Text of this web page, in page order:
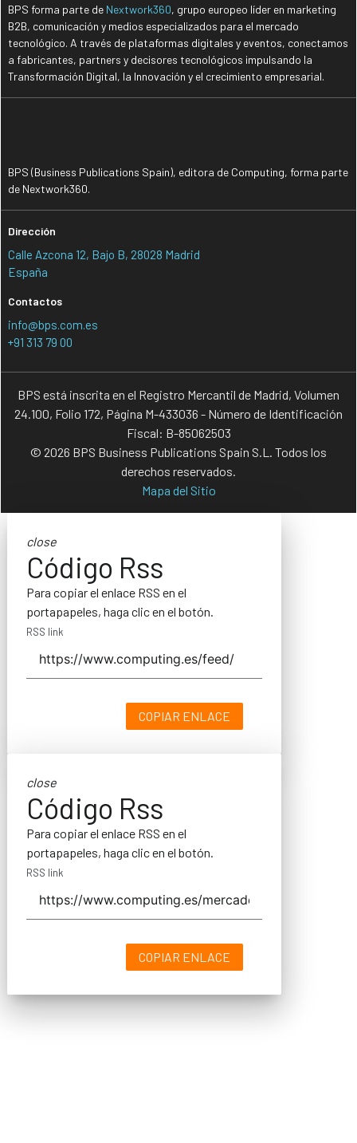
BPS forma parte de Nextwork360, grupo europeo líder en marketing
B2B, comunicación y medios especializados para el mercado
tecnológico. A través de plataformas digitales y eventos, conectamos
a fabricantes, partners y decisores tecnológicos impulsando la
Transformación Digital, la Innovación y el crecimiento empresarial.
BPS (Business Publications Spain), editora de Computing, forma parte
de Nextwork360.
Dirección
Calle Azcona 12, Bajo B, 28028 Madrid
España
Contactos
info@bps.com.es
+91 313 79 00
BPS está inscrita en el Registro Mercantil de Madrid, Volumen
24.100, Folio 172, Página M-433036 - Número de Identificación
Fiscal: B-85062503
© 2026 BPS Business Publications Spain S.L. Todos los
derechos reservados.
Mapa del Sitio
close
Código Rss
Para copiar el enlace RSS en el
portapapeles, haga clic en el botón.
RSS link
COPIAR ENLACE
close
Código Rss
Para copiar el enlace RSS en el
portapapeles, haga clic en el botón.
RSS link
COPIAR ENLACE